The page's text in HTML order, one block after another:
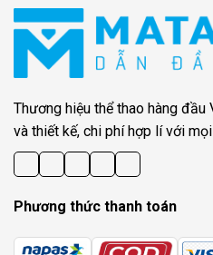
Thương hiệu thể thao hàng đầu
và thiết kế, chi phí hợp lí với
Phương thức thanh toán